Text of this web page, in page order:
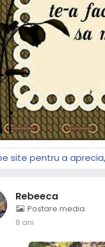
site pentru a
Rebeeca
Postare media
8 ani